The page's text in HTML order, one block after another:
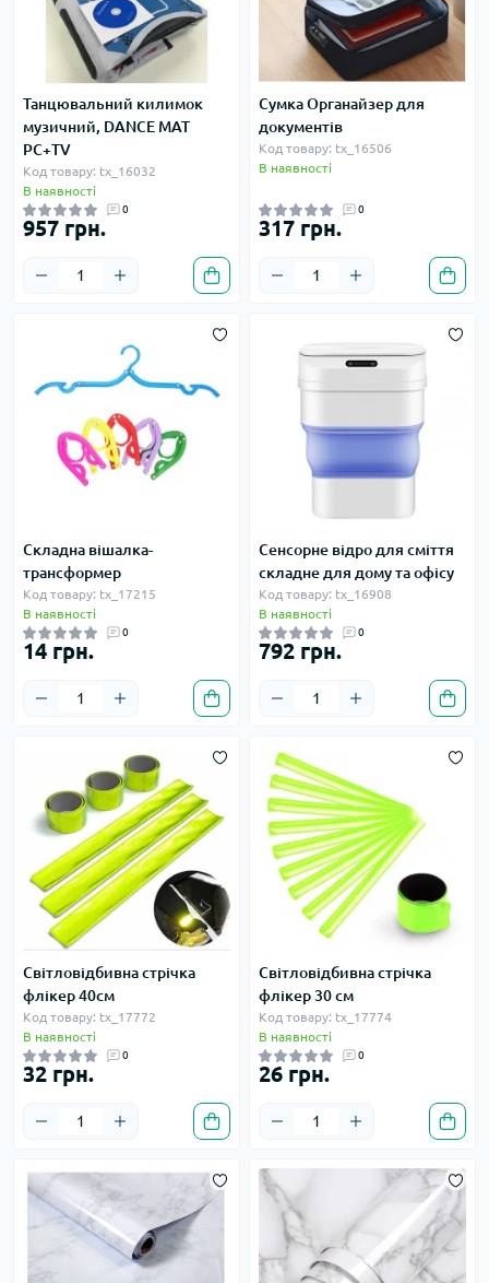
Танцювальний килимок
музичний, DANCE MAT
PC+TV
Код товару: tx_16032
В наявності
0
957 грн.
Сумка Органайзер для
документів
Код товару: tx_16506
В наявності
0
317 грн.
Складна вішалка-
трансформер
Код товару: tx_17215
В наявності
0
14 грн.
Сенсорне відро для сміття
складне для дому та офісу
Код товару: tx_16908
В наявності
0
792 грн.
Світловідбивна стрічка
флікер 40см
Код товару: tx_17772
В наявності
0
32 грн.
Світловідбивна стрічка
флікер 30 см
Код товару: tx_17774
В наявності
0
26 грн.